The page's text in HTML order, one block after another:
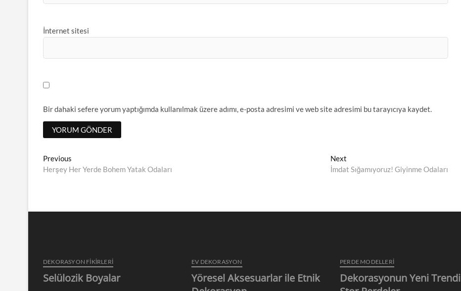
İnternet sitesi
Bir dahaki sefere yorum yaptığımda kullanılmak üzere adımı, e-posta adresimi ve web site adresimi bu tarayıcıya kaydet.
Yazı
dolaşımı
Previous
post:
Herşey Her Yerde Bohem Yatak Odaları
Next
post:
İmdat Sığamıyoruz! Giyinme Odaları
DEKORASYON FİKİRLERİ
Selülozik Boyalar
EV DEKORASYON
Yöresel Aksesuarlar ile Etnik
PERDE MODELLERI
Dekorasyonun Yeni Trendi